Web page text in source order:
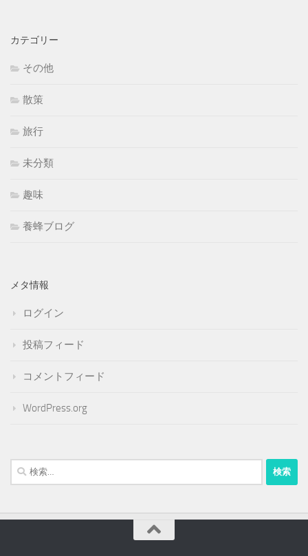
カテゴリー
その他
散策
旅行
未分類
趣味
養蜂ブログ
メタ情報
ログイン
投稿フィード
コメントフィード
WordPress.org
検
索: